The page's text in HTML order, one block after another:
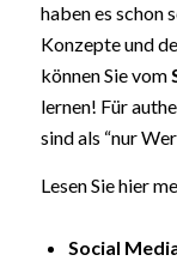
haben es schon
Konzepte und
können Sie vom
lernen! Für
sind als “nur
Lesen Sie hier
Social